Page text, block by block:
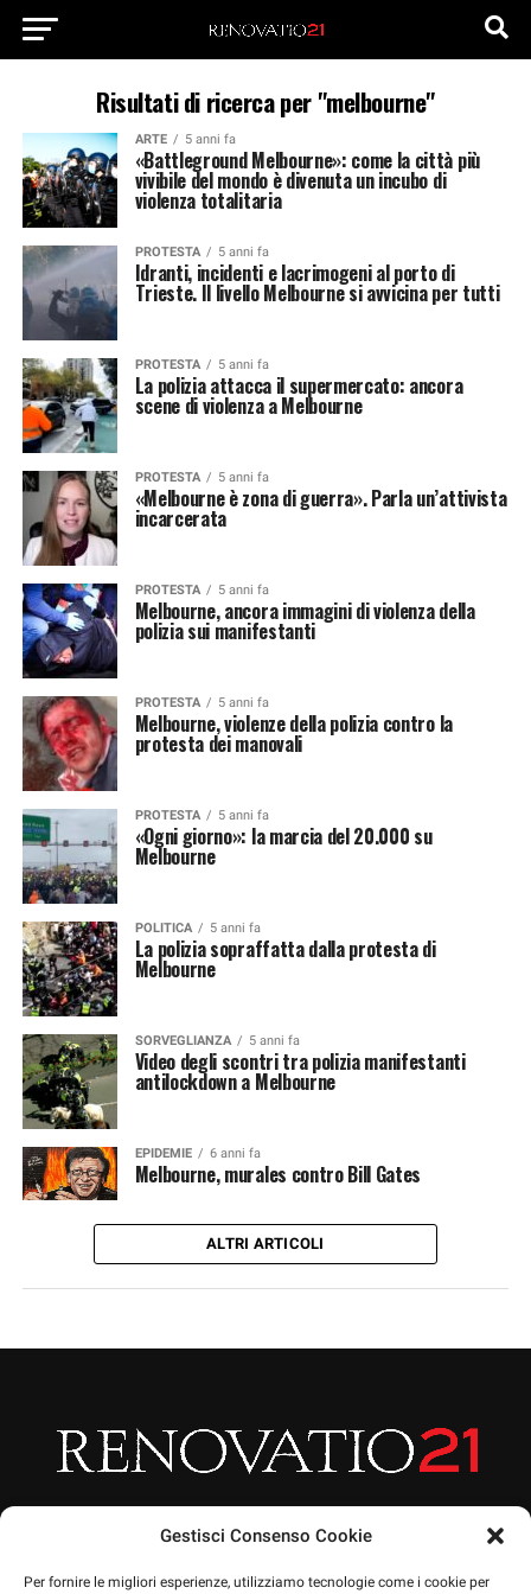
Gestisci Consenso Cookie
Per fornire le migliori esperienze, utilizziamo tecnologie come i cookie per
Risultati di ricerca per "melbourne"
ARTE 5 anni fa
«Battleground Melbourne»: come la città più
vivibile del mondo è divenuta un incubo di
violenza totalitaria
PROTESTA 5 anni fa
Idranti, incidenti e lacrimogeni al porto di
Trieste. Il livello Melbourne si avvicina per tutti
PROTESTA 5 anni fa
La polizia attacca il supermercato: ancora
scene di violenza a Melbourne
PROTESTA 5 anni fa
«Melbourne è zona di guerra». Parla un’attivista
incarcerata
PROTESTA 5 anni fa
Melbourne, ancora immagini di violenza della
polizia sui manifestanti
PROTESTA 5 anni fa
Melbourne, violenze della polizia contro la
protesta dei manovali
PROTESTA 5 anni fa
«Ogni giorno»: la marcia del 20.000 su
Melbourne
POLITICA 5 anni fa
La polizia sopraffatta dalla protesta di
Melbourne
SORVEGLIANZA 5 anni fa
Video degli scontri tra polizia manifestanti
antilockdown a Melbourne
EPIDEMIE 6 anni fa
Melbourne, murales contro Bill Gates
ALTRI ARTICOLI